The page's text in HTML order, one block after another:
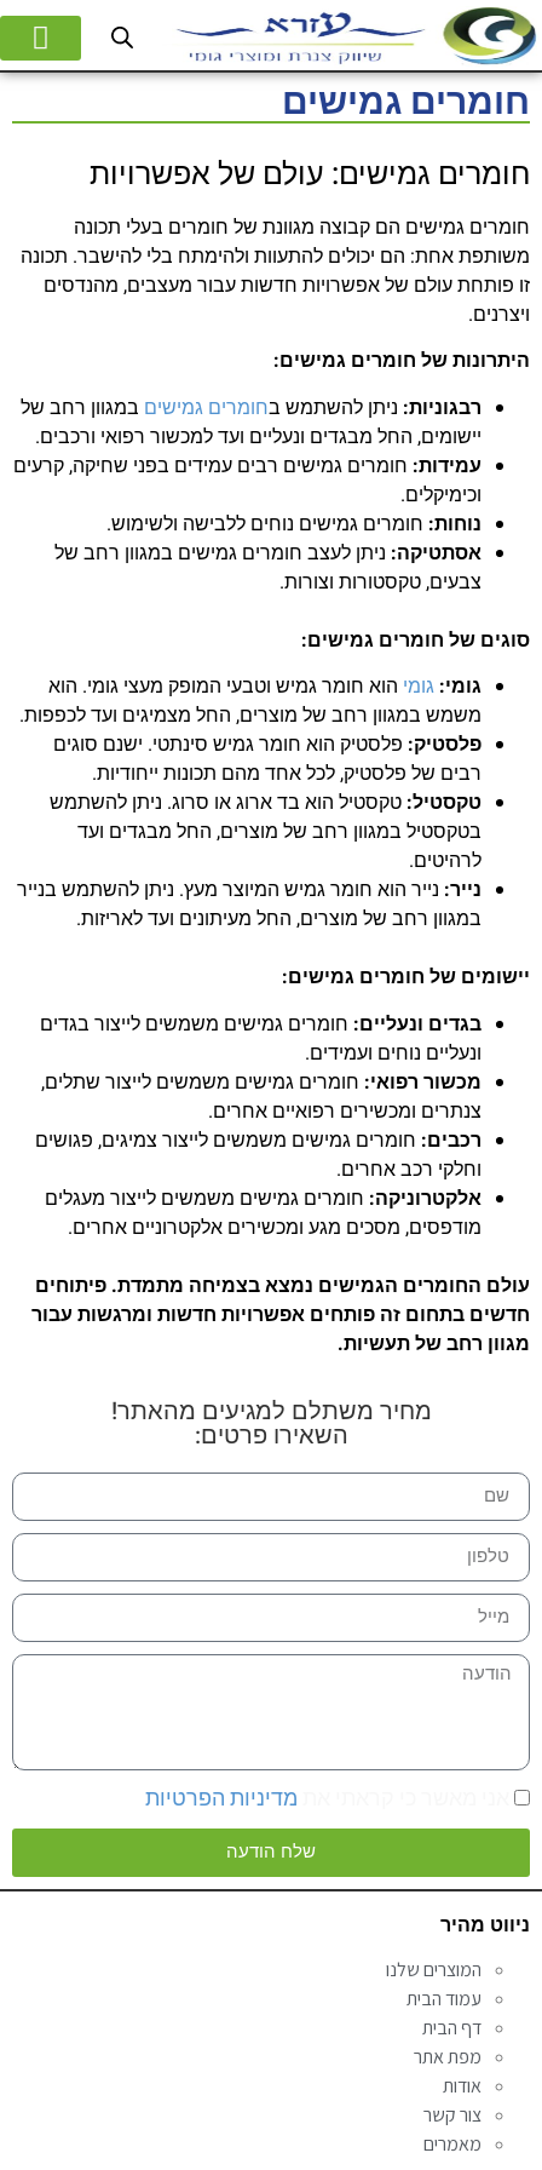
חומרים גמישים
חומרים גמישים: עולם של אפשרויות
חומרים גמישים הם קבוצה מגוונת של חומרים בעלי תכונה
משותפת אחת: הם יכולים להתעוות ולהימתח בלי להישבר. תכונה
זו פותחת עולם של אפשרויות חדשות עבור מעצבים, מהנדסים
ויצרנים.
היתרונות של חומרים גמישים:
רבגוניות: ניתן להשתמש בחומרים גמישים במגוון רחב של
יישומים, החל מבגדים ונעליים ועד למכשור רפואי ורכבים.
עמידות: חומרים גמישים רבים עמידים בפני שחיקה, קרעים
וכימיקלים.
נוחות: חומרים גמישים נוחים ללבישה ולשימוש.
אסתטיקה: ניתן לעצב חומרים גמישים במגוון רחב של
צבעים, טקסטורות וצורות.
סוגים של חומרים גמישים:
גומי: גומי הוא חומר גמיש וטבעי המופק מעצי גומי. הוא
משמש במגוון רחב של מוצרים, החל מצמיגים ועד לכפפות.
פלסטיק: פלסטיק הוא חומר גמיש סינתטי. ישנם סוגים
רבים של פלסטיק, לכל אחד מהם תכונות ייחודיות.
טקסטיל: טקסטיל הוא בד ארוג או סרוג. ניתן להשתמש
בטקסטיל במגוון רחב של מוצרים, החל מבגדים ועד
לרהיטים.
נייר: נייר הוא חומר גמיש המיוצר מעץ. ניתן להשתמש בנייר
במגוון רחב של מוצרים, החל מעיתונים ועד לאריזות.
יישומים של חומרים גמישים:
בגדים ונעליים: חומרים גמישים משמשים לייצור בגדים
ונעליים נוחים ועמידים.
מכשור רפואי: חומרים גמישים משמשים לייצור שתלים,
צנתרים ומכשירים רפואיים אחרים.
רכבים: חומרים גמישים משמשים לייצור צמיגים, פגושים
וחלקי רכב אחרים.
אלקטרוניקה: חומרים גמישים משמשים לייצור מעגלים
מודפסים, מסכים מגע ומכשירים אלקטרוניים אחרים.
עולם החומרים הגמישים נמצא בצמיחה מתמדת. פיתוחים
חדשים בתחום זה פותחים אפשרויות חדשות ומרגשות עבור
מגוון רחב של תעשיות.
מחיר משתלם למגיעים מהאתר!
השאירו פרטים:
מדיניות הפרטיות
שלח הודעה
Alternative:
ניווט מהיר
המוצרים שלנו
עמוד הבית
דף הבית
מפת אתר
אודות
צור קשר
מאמרים